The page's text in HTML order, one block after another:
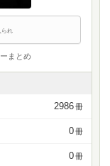
られ
まとめ
2986冊
0冊
0冊